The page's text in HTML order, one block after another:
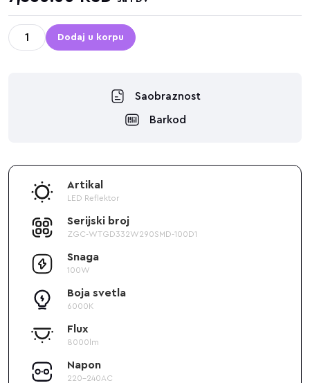
Dodaj u korpu
Saobraznost
Barkod
Artikal
LED Reflektor
Serijski broj
ZGC-WTGD332W290SMD-100D1
Snaga
100W
Boja svetla
6000K
Flux
8000lm
Napon
220-240AC